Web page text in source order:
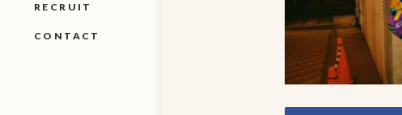
RECRUIT
CONTACT